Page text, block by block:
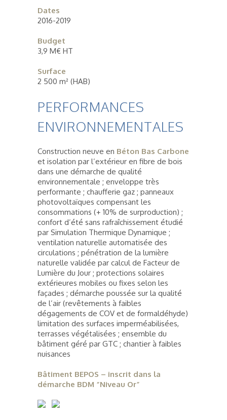
Dates
2016-2019
Budget
3,9 M€ HT
Surface
2 500 m² (HAB)
PERFORMANCES
ENVIRONNEMENTALES
Construction neuve en Béton Bas Carbone
et isolation par l’extérieur en fibre de bois
dans une démarche de qualité
environnementale ; enveloppe très
performante ; chaufferie gaz ; panneaux
photovoltaïques compensant les
consommations (+ 10% de surproduction) ;
confort d’été sans rafraîchissement étudié
par Simulation Thermique Dynamique ;
ventilation naturelle automatisée des
circulations ; pénétration de la lumière
naturelle validée par calcul de Facteur de
Lumière du Jour ; protections solaires
extérieures mobiles ou fixes selon les
façades ; démarche poussée sur la qualité
de l’air (revêtements à faibles
dégagements de COV et de formaldéhyde)
limitation des surfaces imperméabilisées,
terrasses végétalisées ; ensemble du
bâtiment géré par GTC ; chantier à faibles
nuisances
Bâtiment BEPOS – inscrit dans la
démarche BDM “Niveau Or”